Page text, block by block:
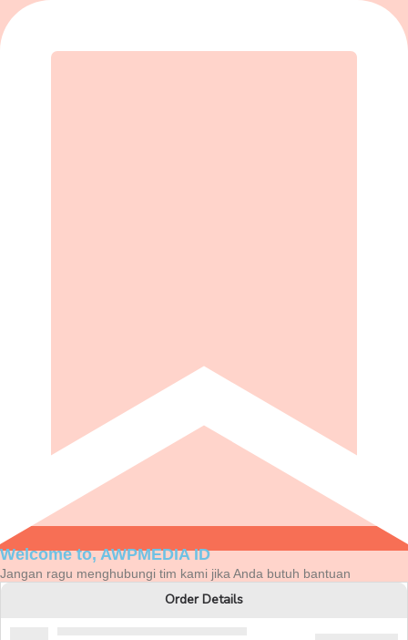
Welcome to, AWPMEDIA ID
Jangan ragu menghubungi tim kami jika Anda butuh bantuan
Order Details